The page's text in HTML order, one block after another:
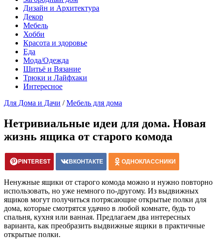
Дизайн и Архитектура
Декор
Мебель
Хобби
Красота и здоровье
Еда
Мода/Одежда
Шитьё и Вязание
Трюки и Лайфхаки
Интересное
Для Дома и Дачи /Мебель для дома
Нетривиальные идеи для дома. Новая
жизнь ящика от старого комода
PINTEREST ВКОНТАКТЕ ОДНОКЛАССНИКИ
Ненужные ящики от старого комода можно и нужно повторно
использовать, но уже немного по-другому. Из выдвижных
ящиков могут получиться потрясающие открытые полки для
дома, которые смотрятся удачно в любой комнате, будь то
спальня, кухня или ванная. Предлагаем два интересных
варианта, как преобразить выдвижные ящики в практичные
открытые полки.